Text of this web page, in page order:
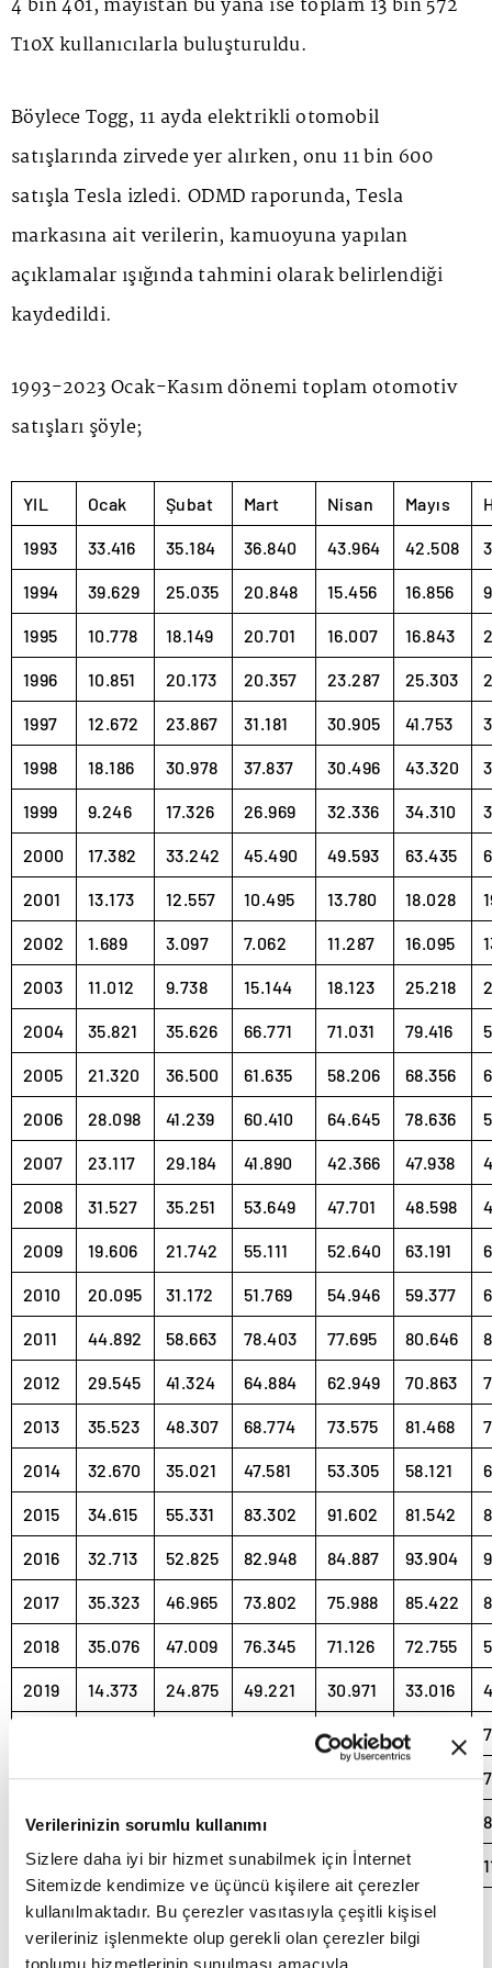
Verilerinizin sorumlu kullanımı
Sizlere daha iyi bir hizmet sunabilmek için İnternet
Sitemizde kendimize ve üçüncü kişilere ait çerezler
kullanılmaktadır. Bu çerezler vasıtasıyla çeşitli kişisel
verileriniz işlenmekte olup gerekli olan çerezler bilgi
T10X kullanıcılarla buluşturuldu.
Böylece Togg, 11 ayda elektrikli otomobil
satışlarında zirvede yer alırken, onu 11 bin 600
satışla Tesla izledi. ODMD raporunda, Tesla
markasına ait verilerin, kamuoyuna yapılan
açıklamalar ışığında tahmini olarak belirlendiği
kaydedildi.
1993-2023 Ocak-Kasım dönemi toplam otomotiv
satışları şöyle;
YIL Ocak Şubat Mart Nisan Mayıs
1993 33.416 35.184 36.840 43.964 42.508
1994 39.629 25.035 20.848 15.456 16.856
1995 10.778 18.149 20.701 16.007 16.843
1996 10.851 20.173 20.357 23.287 25.303
1997 12.672 23.867 31.181 30.905 41.753
1998 18.186 30.978 37.837 30.496 43.320
1999 9.246 17.326 26.969 32.336 34.310
2000 17.382 33.242 45.490 49.593 63.435
2001 13.173 12.557 10.495 13.780 18.028
2002 1.689 3.097 7.062 11.287 16.095
2003 11.012 9.738 15.144 18.123 25.218
2004 35.821 35.626 66.771 71.031 79.416
2005 21.320 36.500 61.635 58.206 68.356
2006 28.098 41.239 60.410 64.645 78.636
2007 23.117 29.184 41.890 42.366 47.938
2008 31.527 35.251 53.649 47.701 48.598
2009 19.606 21.742 55.111 52.640 63.191
2010 20.095 31.172 51.769 54.946 59.377
2011 44.892 58.663 78.403 77.695 80.646
2012 29.545 41.324 64.884 62.949 70.863
2013 35.523 48.307 68.774 73.575 81.468
2014 32.670 35.021 47.581 53.305 58.121
2015 34.615 55.331 83.302 91.602 81.542
2016 32.713 52.825 82.948 84.887 93.904
2017 35.323 46.965 73.802 75.988 85.422
2018 35.076 47.009 76.345 71.126 72.755
2019 14.373 24.875 49.221 30.971 33.016
26.457 32.235
2021 43.728 58.504 96.428 61.488 54.734
2022 38.131 49.652 64.267
2023 50.894 81.148 103.929 97.679 111.556